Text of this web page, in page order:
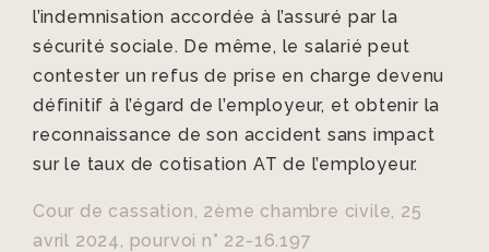
l’indemnisation accordée à l’assuré par la
sécurité sociale. De même, le salarié peut
contester un refus de prise en charge devenu
définitif à l’égard de l’employeur, et obtenir la
reconnaissance de son accident sans impact
sur le taux de cotisation AT de l’employeur.
Cour de cassation, 2ème chambre civile, 25
avril 2024, pourvoi n° 22-16.197